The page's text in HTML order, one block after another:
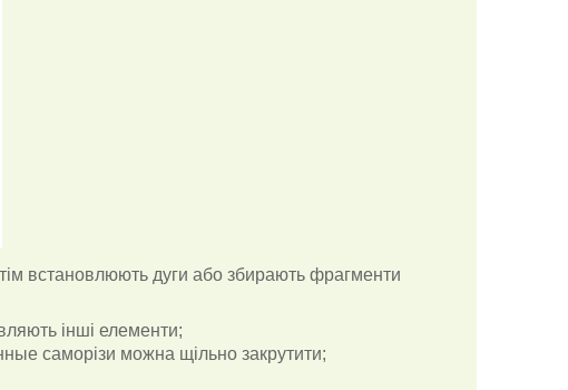
встановлюють дуги або збирають фрагменти
інші елементи;
саморізи можна щільно закрутити;